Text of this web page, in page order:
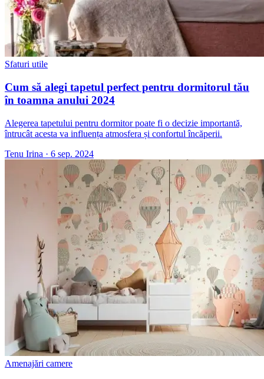
Sfaturi utile
Cum să alegi tapetul perfect pentru dormitorul tău
în toamna anului 2024
Alegerea tapetului pentru dormitor poate fi o decizie importantă,
întrucât acesta va influența atmosfera și confortul încăperii.
Tenu Irina · 6 sep. 2024
Amenajări camere